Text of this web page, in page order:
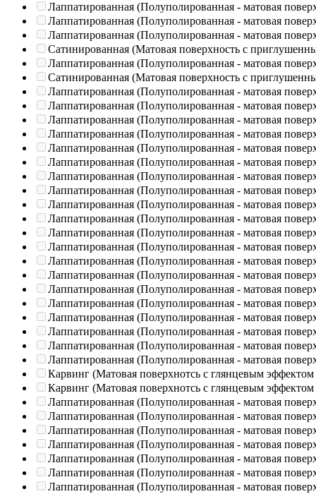
Лаппатированная (Полуполированная - матовая
Лаппатированная (Полуполированная - матовая
Лаппатированная (Полуполированная - матовая
Сатинированная (Матовая поверхность с
Лаппатированная (Полуполированная - матовая
Сатинированная (Матовая поверхность с
Лаппатированная (Полуполированная - матовая
Лаппатированная (Полуполированная - матовая
Лаппатированная (Полуполированная - матовая
Лаппатированная (Полуполированная - матовая
Лаппатированная (Полуполированная - матовая
Лаппатированная (Полуполированная - матовая
Лаппатированная (Полуполированная - матовая
Лаппатированная (Полуполированная - матовая
Лаппатированная (Полуполированная - матовая
Лаппатированная (Полуполированная - матовая
Лаппатированная (Полуполированная - матовая
Лаппатированная (Полуполированная - матовая
Лаппатированная (Полуполированная - матовая
Лаппатированная (Полуполированная - матовая
Лаппатированная (Полуполированная - матовая
Лаппатированная (Полуполированная - матовая
Лаппатированная (Полуполированная - матовая
Лаппатированная (Полуполированная - матовая
Лаппатированная (Полуполированная - матовая
Лаппатированная (Полуполированная - матовая
Карвинг (Матовая поверхнотсь с глянцевым эффектом
Карвинг (Матовая поверхнотсь с глянцевым эффектом
Лаппатированная (Полуполированная - матовая
Лаппатированная (Полуполированная - матовая
Лаппатированная (Полуполированная - матовая
Лаппатированная (Полуполированная - матовая
Лаппатированная (Полуполированная - матовая
Лаппатированная (Полуполированная - матовая
Лаппатированная (Полуполированная - матовая